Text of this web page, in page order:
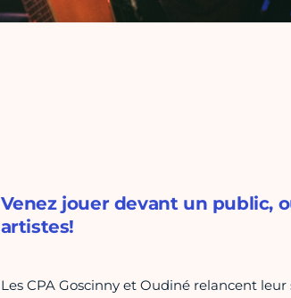
Venez jouer devant un public,
artistes!
Les CPA Goscinny et Oudiné relancent leur